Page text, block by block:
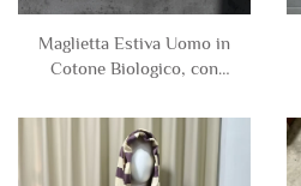
Maglietta Estiva Uomo in
Cotone Biologico, con
Girocollo, Vestibilità
Boxer, a Manica Corta,
Maglietta Grafica per